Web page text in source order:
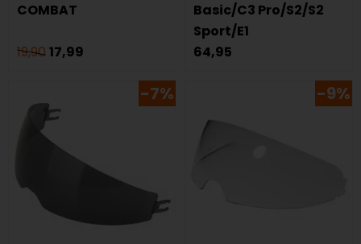
COMBAT
19,9017,99
Basic/C3 Pro/S2/S2
Sport/E1
64,95
-7% -9%